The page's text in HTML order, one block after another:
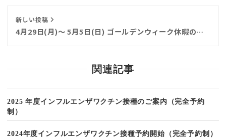
新しい投稿
4月29日(月)〜 5月5日(日) ゴールデンウィーク休暇の…
関連記事
2025 年度インフルエンザワクチン接種のご案内（完全予約
制）
2024年度インフルエンザワクチン接種予約開始（完全予約制）